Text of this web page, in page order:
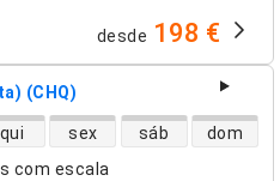
desde 198 €
(CHQ)
com escala
qui sex sáb dom